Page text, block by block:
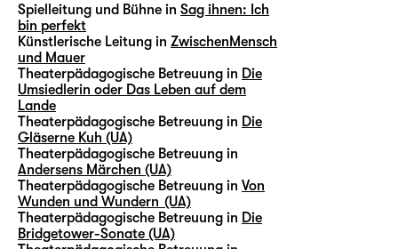
Spielleitung und Bühne in Sag ihnen: Ich
bin perfekt
Künstlerische Leitung in ZwischenMensch
und Mauer
Theaterpädagogische Betreuung in Die
Umsiedlerin oder Das Leben auf dem
Lande
Theaterpädagogische Betreuung in Die
Gläserne Kuh (UA)
Theaterpädagogische Betreuung in
Andersens Märchen (UA)
Theaterpädagogische Betreuung in Von
Wunden und Wundern (UA)
Theaterpädagogische Betreuung in Die
Bridgetower-Sonate (UA)